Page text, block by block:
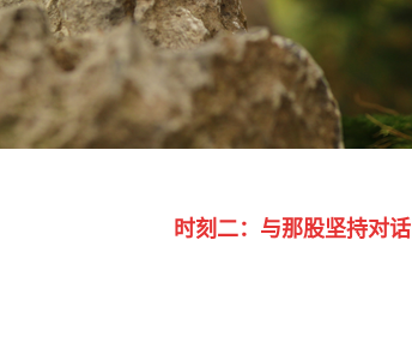
时刻二：与那股坚持对话